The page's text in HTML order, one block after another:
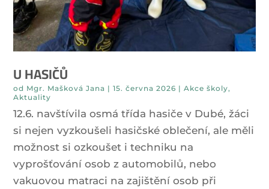
U HASIČŮ
od Mgr. Mašková Jana | 15. června 2026 | Akce školy,
Aktuality
12.6. navštívila osmá třída hasiče v Dubé, žáci
si nejen vyzkoušeli hasičské oblečení, ale měli
možnost si ozkoušet i techniku na
vyprošťování osob z automobilů, nebo
vakuovou matraci na zajištění osob při